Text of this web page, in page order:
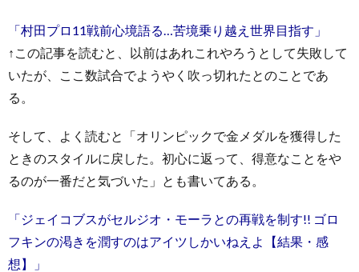
「村田プロ11戦前心境語る…苦境乗り越え世界目指す」
↑この記事を読むと、以前はあれこれやろうとして失敗して
いたが、ここ数試合でようやく吹っ切れたとのことであ
る。
そして、よく読むと「オリンピックで金メダルを獲得した
ときのスタイルに戻した。初心に返って、得意なことをや
るのが一番だと気づいた」とも書いてある。
「ジェイコブスがセルジオ・モーラとの再戦を制す!! ゴロ
フキンの渇きを潤すのはアイツしかいねえよ【結果・感
想】」